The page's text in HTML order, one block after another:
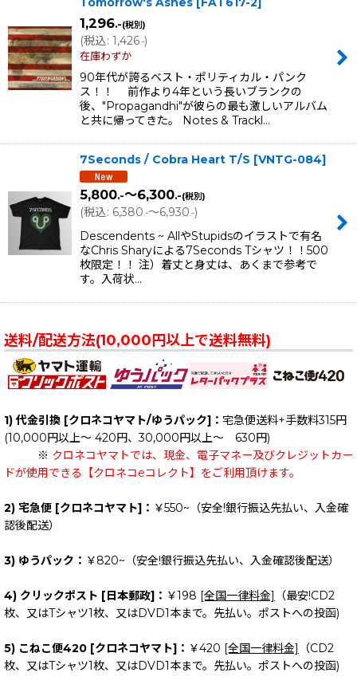
1,296.-(税別)
(税込: 1,426.-)
在庫わずか
90年代が誇るベスト・ポリティカル・パンク
ス！！ 前作より4年という長いブランクの
後、"Propagandhi"が彼らの最も激しいアルバム
と共に帰ってきた。 Notes & Trackl…
7Seconds / Cobra Heart T/S [VNTG-084]
5,800.-～6,300.-(税別)
(税込: 6,380.-～6,930.-)
Descendents ~ AllやStupidsのイラストで有名
なChris Sharyによる7Seconds Tシャツ！！500
枚限定！！ 注）着丈と身丈は、あくまで参考で
す。入荷状…
送料/配送方法(10,000円以上で送料無料)
1) 代金引換 [クロネコヤマト/ゆうパック]： 宅急便送料+手数料315円
(10,000円以上～ 420円、30,000円以上～ 630円)
※ クロネコヤマトでは、現金、電子マネー及びクレジットカー
ドが使用できる【クロネコeコレクト】をご利用頂けます。
2) 宅急便 [クロネコヤマト]： ￥550~（安全!銀行振込先払い、入金確
認後配送）
3) ゆうパック： ￥820~（安全!銀行振込先払い、入金確認後配送）
4) クリックポスト [日本郵政]： ￥198 [全国一律料金]
（最安!CD2
枚、又はTシャツ1枚、又はDVD1本まで。先払い。ポストへの投函)
5) こねこ便420 [クロネコヤマト]： ￥420 [全国一律料金]
（CD2
枚、又はTシャツ1枚、又はDVD1本まで。先払い。ポストへの投函)